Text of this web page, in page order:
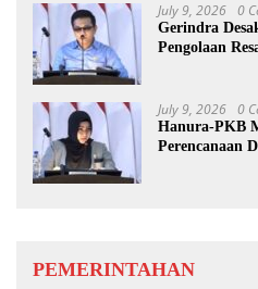
July 9, 2026 0
Gerindra
Pengolaan
July 9, 2026 0
Hanura-PKB
Perencanaan
PEMERINTAHAN